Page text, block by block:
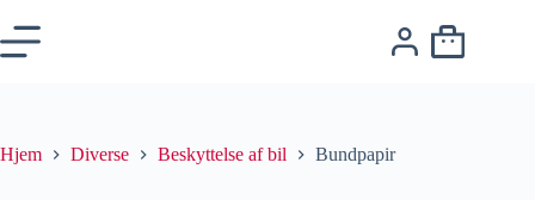
Hjem Diverse Beskyttelse af bil Bundpapir